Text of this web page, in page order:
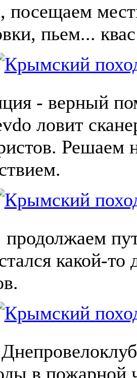
посещаем
пьем...
- верный
ловит
Решаем
продолжаем
какой-то
в пожарной